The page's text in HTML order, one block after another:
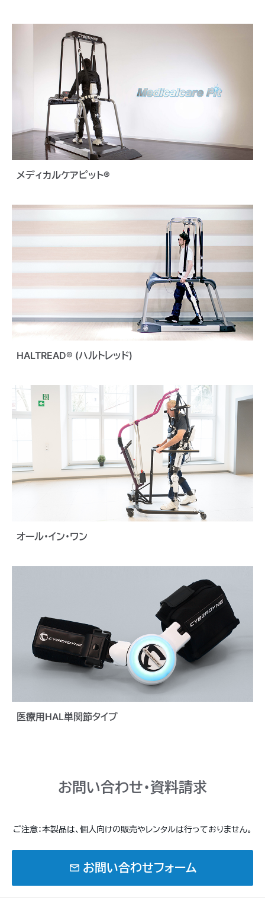
メディカルケアピット®
HALTREAD® (ハルトレッド)
オール・イン・ワン
医療用HAL単関節タイプ
お問い合わせ・資料請求
ご注意：本製品は、個人向けの販売やレンタルは行っておりません。
mail お問い合わせフォーム